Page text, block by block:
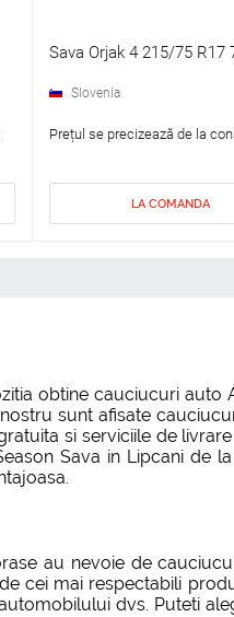
Sava Orjak 4 215/75 R17
Slovenia
Prețul se precizează de la
LA COMANDA
obtine cauciucuri auto
sunt afisate
si serviciile de
Sava in Lipcani de
au nevoie de
cei mai respectabili
dvs. Puteti